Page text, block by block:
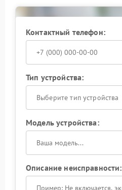
Контактный телефон:
Тип устройства:
Выберите тип устройства
Модель устройства:
Описание неисправности: